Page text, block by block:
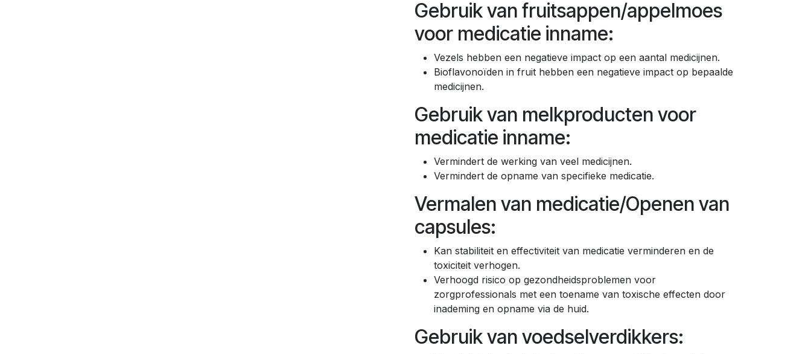
Gebruik van fruitsappen/appelmoes
voor medicatie inname:
Vezels hebben een negatieve impact op een aantal medicijnen.
Bioflavonoïden in fruit hebben een negatieve impact op bepaalde
medicijnen.
Gebruik van melkproducten voor
medicatie inname:
Vermindert de werking van veel medicijnen.
Vermindert de opname van specifieke medicatie.
Vermalen van medicatie/Openen van
capsules:
Kan stabiliteit en effectiviteit van medicatie verminderen en de
toxiciteit verhogen.
Verhoogd risico op gezondheidsproblemen voor
zorgprofessionals met een toename van toxische effecten door
inademing en opname via de huid.
Gebruik van voedselverdikkers: